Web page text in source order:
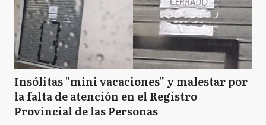
Insólitas "mini vacaciones" y malestar por
la falta de atención en el Registro
Provincial de las Personas